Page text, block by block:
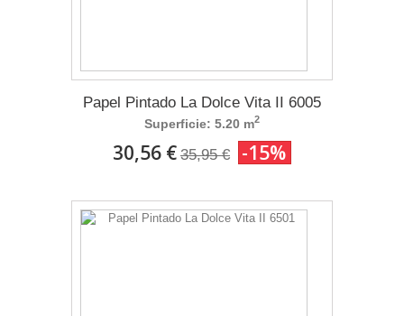
Papel Pintado La Dolce Vita II 6005
Superficie: 5.20 m2
30,56 € 35,95 € -15%